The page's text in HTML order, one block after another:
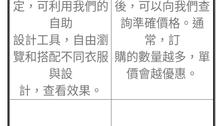
需的款式和設
計，若暫時無法決
定，可利用我們的
自助
設計工具，自由瀏
覽和搭配不同衣服
客戶在確定的款
式、設計和數量
後，可以向我們查
詢準確價格。通
常，訂
購的數量越多，單